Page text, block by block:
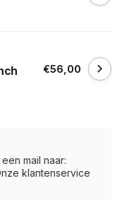
€56,00
mail naar:
klantenservice